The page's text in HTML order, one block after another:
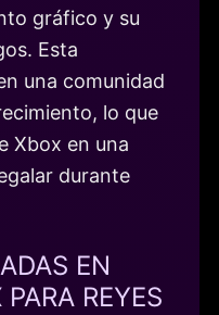
gráfico y su
Esta
una comunidad
lo que
Xbox en una
durante
EN
REYES